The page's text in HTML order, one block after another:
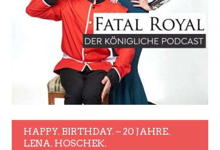
HAPPY. BIRTHDAY. – 20 JAHRE.
LENA. HOSCHEK.